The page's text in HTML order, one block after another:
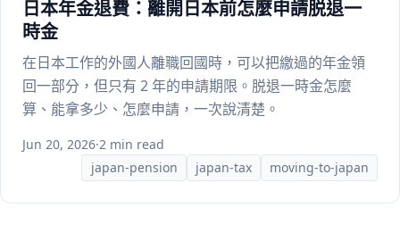
日本年金退費：離開日本前怎麼申請脱退一
時金
在日本工作的外國人離職回國時，可以把繳過的年金領
回一部分，但只有 2 年的申請期限。脱退一時金怎麼
算、能拿多少、怎麼申請，一次說清楚。
Jun 20, 2026·2 min read
japan-pension
japan-tax moving-to-japan